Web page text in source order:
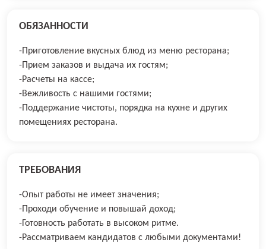
ОБЯЗАННОСТИ
-Приготовление вкусных блюд из меню ресторана;
-Прием заказов и выдача их гостям;
-Расчеты на кассе;
-Вежливость с нашими гостями;
-Поддержание чистоты, порядка на кухне и других
помещениях ресторана.
ТРЕБОВАНИЯ
-Опыт работы не имеет значения;
-Проходи обучение и повышай доход;
-Готовность работать в высоком ритме.
-Рассматриваем кандидатов с любыми документами!